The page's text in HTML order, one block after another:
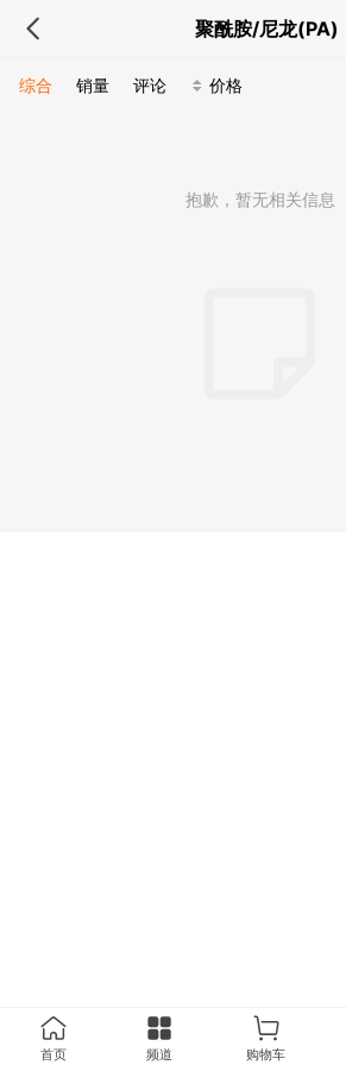
聚酰胺/尼龙(PA)
综合 销量 评论 价格
抱歉，暂无相关信息
首页 频道 购物车